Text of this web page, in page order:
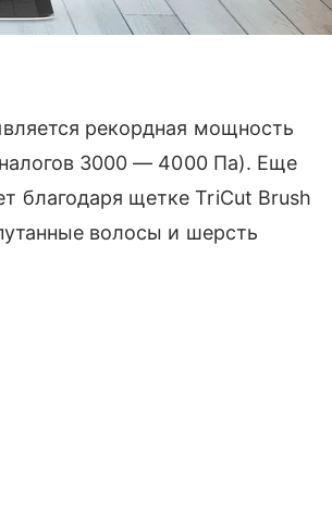
рекордная мощность
3000 — 4000 Па). Еще
благодаря щетке TriCut Brush
волосы и шерсть